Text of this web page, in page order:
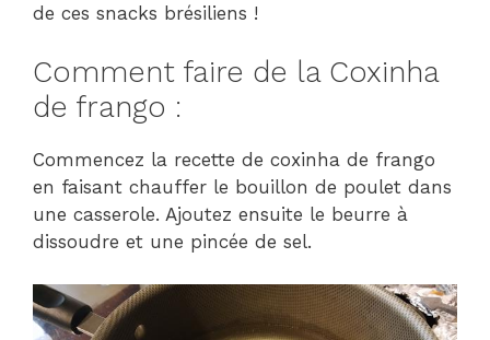
de ces snacks brésiliens !
Comment faire de la Coxinha
de frango :
Commencez la recette de coxinha de frango
en faisant chauffer le bouillon de poulet dans
une casserole. Ajoutez ensuite le beurre à
dissoudre et une pincée de sel.